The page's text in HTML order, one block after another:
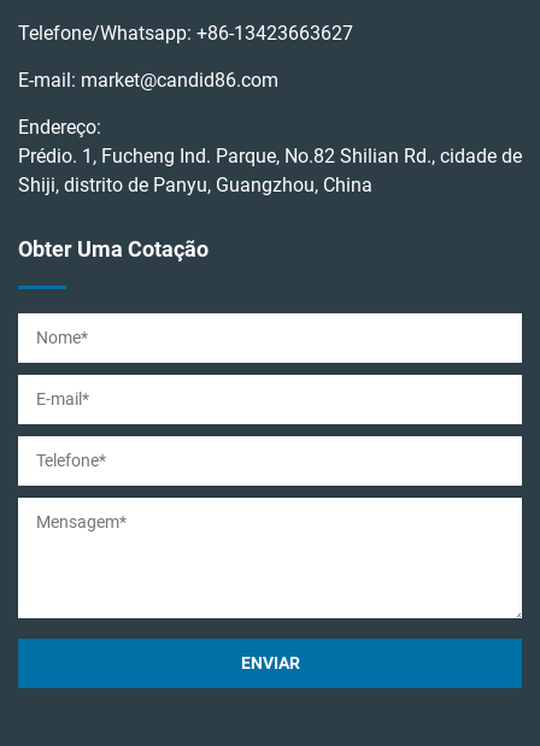
Telefone/Whatsapp: +86-13423663627
E-mail: market@candid86.com
Endereço:
Prédio. 1, Fucheng Ind. Parque, No.82 Shilian Rd., cidade de
Shiji, distrito de Panyu, Guangzhou, China
Obter Uma Cotação
ENVIAR